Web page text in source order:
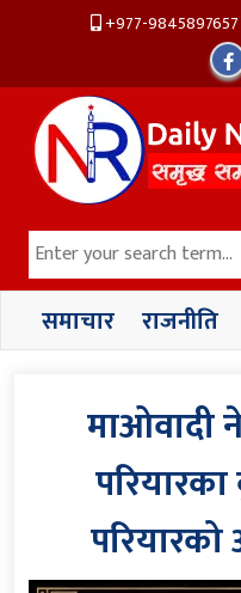
+977-9845897657
समाचार राजनीति
माओवादी